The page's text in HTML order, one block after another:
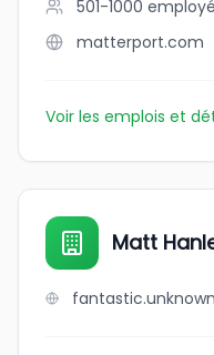
501-1000
matterport.com
Voir les emplois et
Matt